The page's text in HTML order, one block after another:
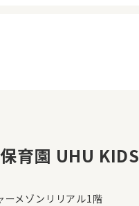
育園 UHU KIDS
メゾンリリアル1階